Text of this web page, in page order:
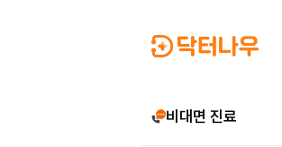
비대면 진료